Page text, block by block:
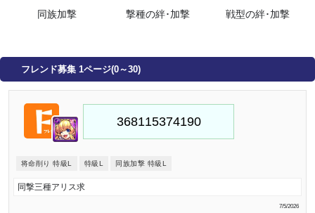
同族加撃 撃種の絆･加撃 戦型の絆･加撃
フレンド募集 1ページ(0～30)
将命削り 特級L 特級L 同族加撃 特級L
同撃三種アリス求
7/5/2026